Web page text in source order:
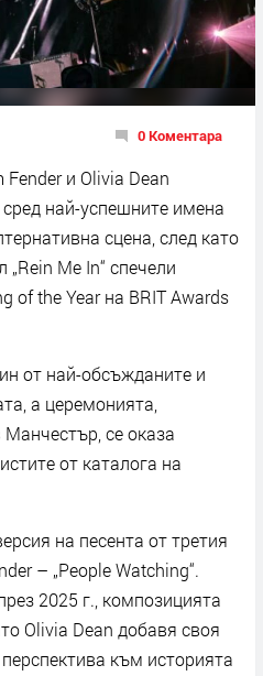
0 Коментара
Fender и Olivia Dean
най-успешните имена
сцена, след като
Me In“ спечели
of the Year на BRIT Awards
от най-обсъжданите и
а церемонията,
се оказа
от каталога на
на песента от третия
– „People Watching“.
2025 г., композицията
Olivia Dean добавя своя
към историята